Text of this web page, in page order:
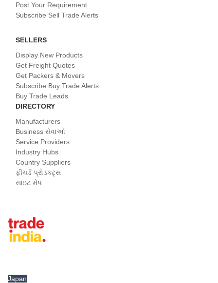
Post Your Requirement
Subscribe Sell Trade Alerts
SELLERS
Display New Products
Get Freight Quotes
Get Packers & Movers
Subscribe Buy Trade Alerts
Buy Trade Leads
DIRECTORY
Manufacturers
Business સેવાઓ
Service Providers
Industry Hubs
Country Suppliers
ફીચર્ડ પ્રોડક્ટ્સ
સાઇટ મેપ
Japan